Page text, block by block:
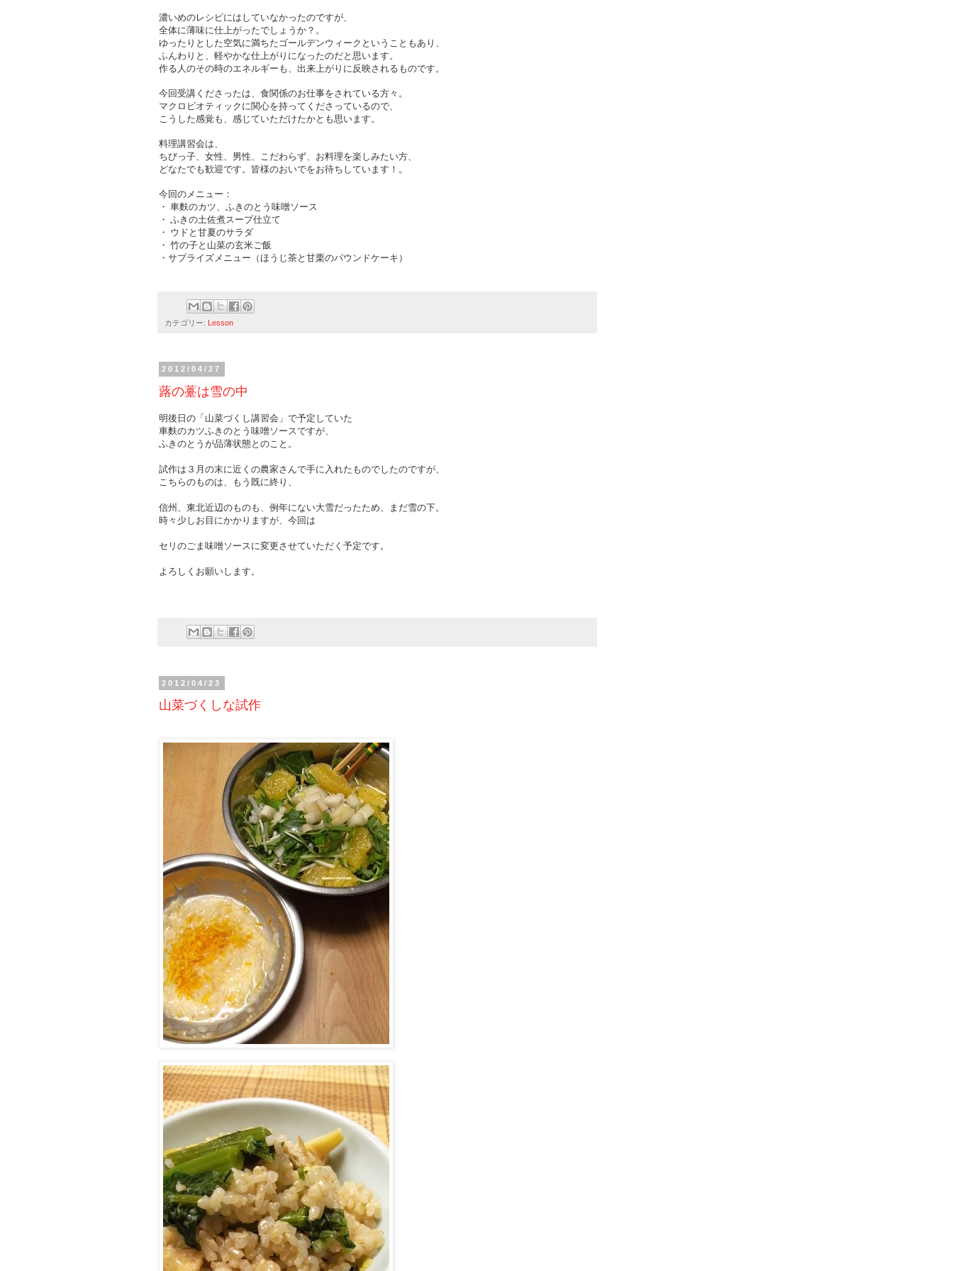
濃いめのレシピにはしていなかったのですが、
全体に薄味に仕上がったでしょうか？。
ゆったりとした空気に満ちたゴールデンウィークということもあり、
ふんわりと、軽やかな仕上がりになったのだと思います。
作る人のその時のエネルギーも、出来上がりに反映されるものです。
今回受講くださったは、食関係のお仕事をされている方々。
マクロビオティックに関心を持ってくださっているので、
こうした感覚も、感じていただけたかとも思います。
料理講習会は、
ちびっ子、女性、男性、こだわらず、お料理を楽しみたい方、
どなたでも歓迎です。皆様のおいでをお待ちしています！。
今回のメニュー：
・ 車麩のカツ、ふきのとう味噌ソース
・ ふきの土佐煮スープ仕立て
・ ウドと甘夏のサラダ
・ 竹の子と山菜の玄米ご飯
・サプライズメニュー（ほうじ茶と甘栗のパウンドケーキ）
カテゴリー: Lesson
2012/04/27
蕗の薹は雪の中
明後日の「山菜づくし講習会」で予定していた
車麩のカツふきのとう味噌ソースですが、
ふきのとうが品薄状態とのこと。
試作は３月の末に近くの農家さんで手に入れたものでしたのですが、
こちらのものは、もう既に終り、
信州、東北近辺のものも、例年にない大雪だったため、まだ雪の下。
時々少しお目にかかりますが、今回は
セリのごま味噌ソースに変更させていただく予定です。
よろしくお願いします。
2012/04/23
山菜づくしな試作